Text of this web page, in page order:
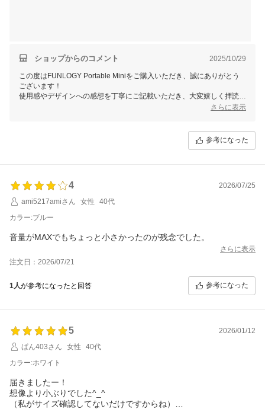
ショップからのコメント 2025/10/29
この度はFUNLOGY Portable Miniをご購入いただき、誠にありがとう
ございます！
使用感やデザインへの感想を丁寧にご記載いただき、大変嬉しく拝読し
ジャズを流しながら家事というシチュエーションも、このスピーカーが
メーカーとして大切にしている部分をお褒めいただき光栄です。ぜひ2
ドもお楽しみください。
引き続き、快適な音楽ライフをお楽しみいただけますように願っており
素敵なレビューをありがとうございました！
さらに表示
参考になった
4
2026/07/25
ami5217amiさん
女性
40代
カラー:ブルー
音量がMAXでもちょっと小さかったのが残念でした。
さらに表示
注文日：2026/07/21
1人が参考になったと回答 参考になった
5
2026/01/12
ぱん403さん
女性
40代
カラー:ホワイト
届きましたー！
想像より小ぶりでした^_^
（私がサイズ確認してないだけですからね）